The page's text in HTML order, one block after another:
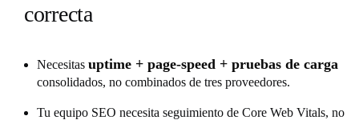
correcta
Necesitas uptime + page-speed + pruebas de carga
consolidados, no combinados de tres proveedores.
Tu equipo SEO necesita seguimiento de Core Web Vitals, no